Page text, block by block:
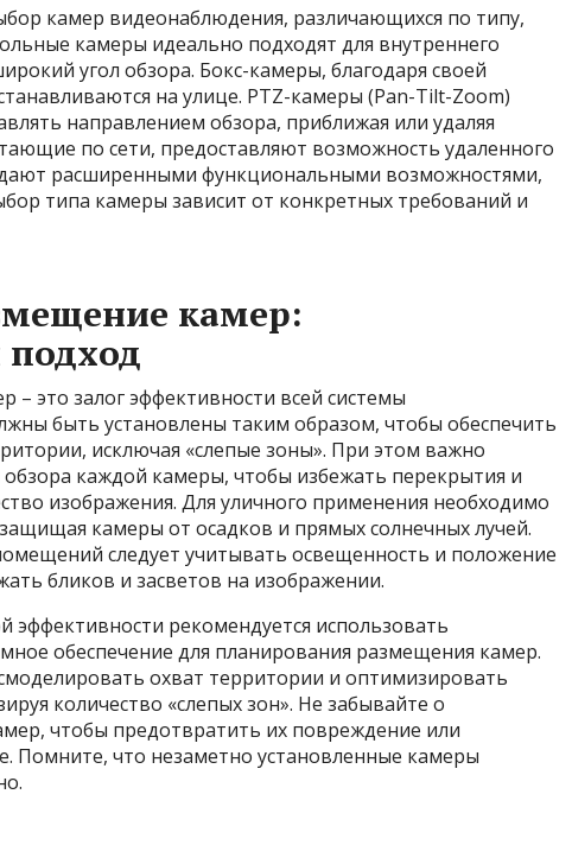
камер видеонаблюдения, различающихся по типу,
камеры идеально подходят для внутреннего
угол обзора. Бокс-камеры, благодаря своей
на улице. PTZ-камеры (Pan-Tilt-Zoom)
направлением обзора, приближая или удаляя
по сети, предоставляют возможность удаленного
расширенными функциональными возможностями,
типа камеры зависит от конкретных требований и
камер:
подход
это залог эффективности всей системы
быть установлены таким образом, чтобы обеспечить
исключая «слепые зоны». При этом важно
обзора каждой камеры, чтобы избежать перекрытия и
изображения. Для уличного применения необходимо
камеры от осадков и прямых солнечных лучей.
следует учитывать освещенность и положение
бликов и засветов на изображении.
эффективности рекомендуется использовать
обеспечение для планирования размещения камер.
охват территории и оптимизировать
количество «слепых зон». Не забывайте о
чтобы предотвратить их повреждение или
Помните, что незаметно установленные камеры